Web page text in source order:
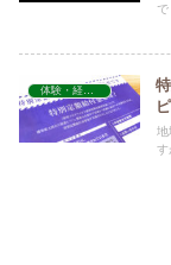
で
体験・経験談
地
す